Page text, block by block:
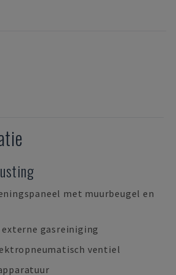
met muurbeugel en
gasreiniging
ventiel